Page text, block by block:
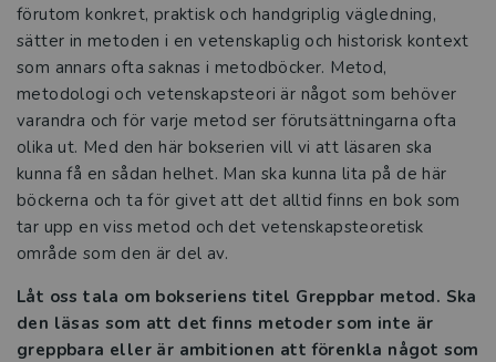
förutom konkret, praktisk och handgriplig vägledning,
sätter in metoden i en vetenskaplig och historisk kontext
som annars ofta saknas i metodböcker. Metod,
metodologi och vetenskapsteori är något som behöver
varandra och för varje metod ser förutsättningarna ofta
olika ut. Med den här bokserien vill vi att läsaren ska
kunna få en sådan helhet. Man ska kunna lita på de här
böckerna och ta för givet att det alltid finns en bok som
tar upp en viss metod och det vetenskapsteoretisk
område som den är del av.
Låt oss tala om bokseriens titel Greppbar metod. Ska
den läsas som att det finns metoder som inte är
greppbara eller är ambitionen att förenkla något som